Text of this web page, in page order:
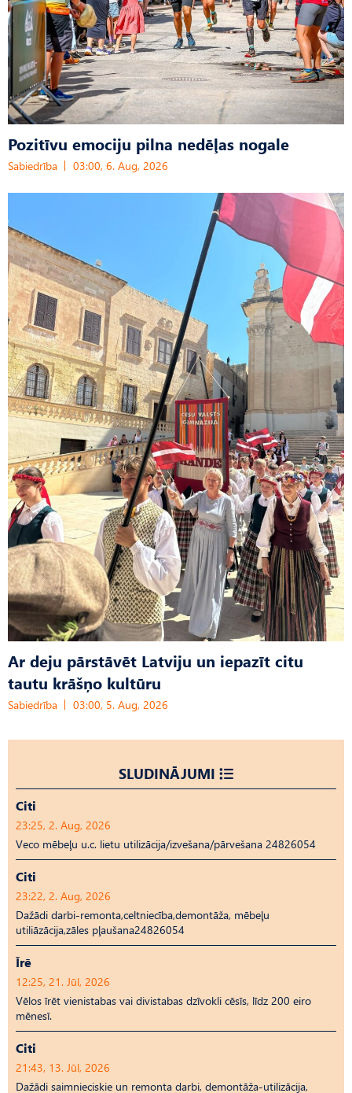
Pozitīvu emociju pilna nedēļas nogale
Sabiedrība 03:00, 6. Aug, 2026
Ar deju pārstāvēt Latviju un iepazīt citu
tautu krāšņo kultūru
Sabiedrība 03:00, 5. Aug, 2026
SLUDINĀJUMI
Citi
23:25, 2. Aug, 2026
Veco mēbeļu u.c. lietu utilizācija/izvešana/pārvešana 24826054
Citi
23:22, 2. Aug, 2026
Dažādi darbi-remonta,celtniecība,demontāža, mēbeļu
utiliāzācija,zāles pļaušana24826054
Īrē
12:25, 21. Jūl, 2026
Vēlos īrēt vienistabas vai divistabas dzīvokli cēsīs, līdz 200 eiro
mēnesī.
Citi
21:43, 13. Jūl, 2026
Dažādi saimnieciskie un remonta darbi, demontāža-utilizācija,